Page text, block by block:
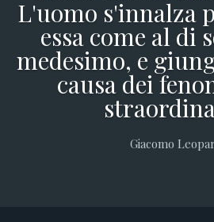
L'uomo s'innalza
essa come al di
medesimo, e
causa dei
Giacomo